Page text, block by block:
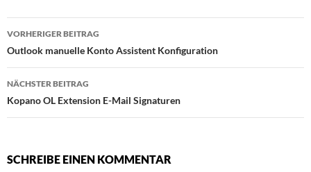
Beitragsnavigation
VORHERIGER BEITRAG
Outlook manuelle Konto Assistent Konfiguration
NÄCHSTER BEITRAG
Kopano OL Extension E-Mail Signaturen
SCHREIBE EINEN KOMMENTAR